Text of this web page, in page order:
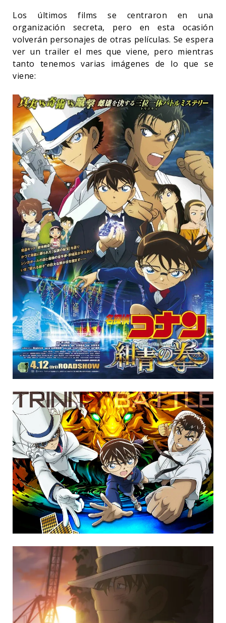
Los últimos films se centraron en una
organización secreta, pero en esta ocasión
volverán personajes de otras películas. Se espera
ver un trailer el mes que viene, pero mientras
tanto tenemos varias imágenes de lo que se
viene: